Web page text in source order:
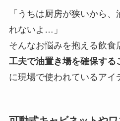
「うちは厨房が狭いから
れないよ…」
そんなお悩みを抱える飲食
工夫で油置き場を確保する
に現場で使われているアイ